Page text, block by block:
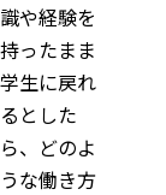
識や経験を
持ったまま
学生に戻れ
るとした
ら、どのよ
うな働き方